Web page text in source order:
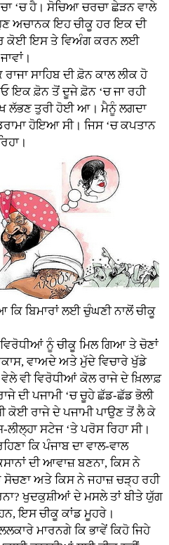
‘ਚ ਹੈ। ਸੋਚਿਆ ਚਰਚਾ ਛੇੜਨ ਵਾਲੇ
ਹੁਣ ਅਚਾਨਕ ਇਹ ਚੀਕੂ ਹਰ ਇਕ ਦੀ
ਕੋਈ ਇਸ ਤੇ ਵਿਅੰਗ ਕਰਨ ਲਈ
ਸਾਹਿਬ ਦੀ ਫ਼ੋਨ ਕਾਲ ਲੀਕ ਹੋ
ਇਕ ਫ਼ੋਨ ਤੋਂ ਦੂਜੇ ਫ਼ੋਨ ‘ਚ ਜਾ ਰਹੀ
ਲੱਭਣ ਤੁਰੀ ਹੋਈ ਆ। ਮੈਨੂੰ ਲਗਦਾ
ਹੋਇਆ ਸੀ। ਜਿਸ ‘ਚ ਕਪਤਾਨ
ਕਿ ਬਿਮਾਰਾਂ ਲਈ ਚੁੰਘਣੀ ਨਾਲੋਂ ਚੀਕੂ
ਨੂੰ ਚੀਕੂ ਮਿਲ ਗਿਆ ਤੇ ਚੋਣਾਂ
ਵਾਅਦੇ ਅਤੇ ਮੁੱਦੇ ਵਿਚਾਰੇ ਖੁੱਡੇ
ਵੀ ਵਿਰੋਧੀਆਂ ਕੋਲ ਰਾਜੇ ਦੇ ਖ਼ਿਲਾਫ਼
ਦੀ ਪਜਾਮੀ ‘ਚ ਚੂਹੇ ਛੱਡ-ਛੱਡ ਭੋਲੀ
ਕੋਈ ਰਾਜੇ ਦੇ ਪਜਾਮੀ ਪਾਉਣ ਤੋਂ ਲੈ ਕੇ
ਸਟੇਜ ‘ਤੇ ਪਰੋਸ ਰਿਹਾ ਸੀ।
ਕਿ ਪੰਜਾਬ ਦਾ ਵਾਲ-ਵਾਲ
ਦੀ ਆਵਾਜ਼ ਬਣਨਾ, ਕਿਸ ਨੇ
ਅਤੇ ਕਿਸ ਨੇ ਜਹਾਜ਼ ਚੜ੍ਹ ਰਹੀ
ਖੁਦਕੁਸ਼ੀਆਂ ਦੇ ਮਸਲੇ ਤਾਂ ਬੀਤੇ ਯੁੱਗ
ਇਸ ਚੀਕੂ ਕਾਂਡ ਮੂਹਰੇ।
ਮਾਰਨਗੇ ਕਿ ਭਾਵੇਂ ਕਿਹੋ ਜਿਹੇ